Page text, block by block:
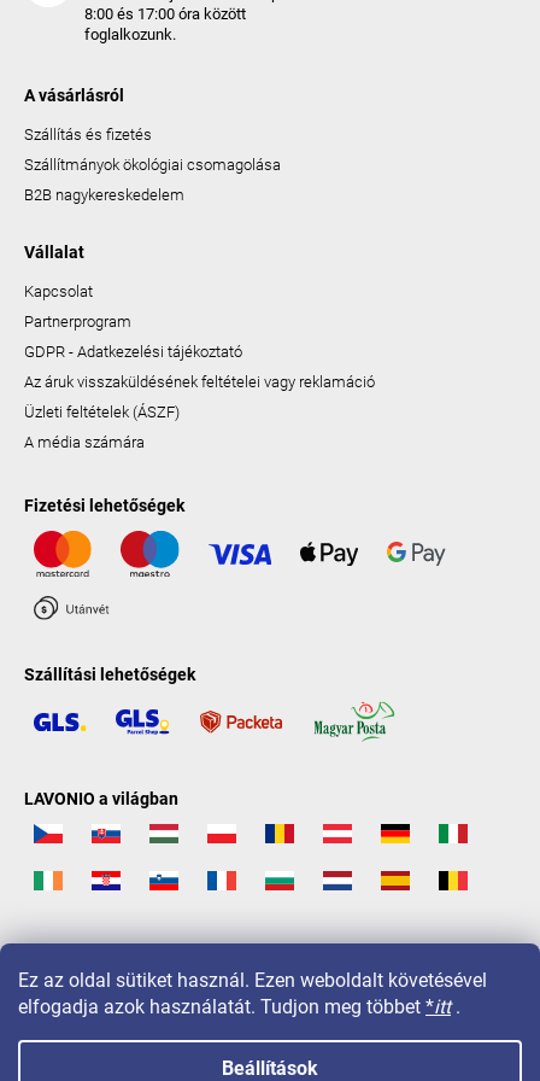
Ez az oldal sütiket használ. Ezen weboldalt követésével
elfogadja azok használatát. Tudjon meg többet *itt.
Beállítások
8:00 és 17:00 óra között
foglalkozunk.
A vásárlásról
Szállítás és fizetés
Szállítmányok ökológiai csomagolása
B2B nagykereskedelem
Vállalat
Kapcsolat
Partnerprogram
GDPR - Adatkezelési tájékoztató
Az áruk visszaküldésének feltételei vagy reklamáció
Üzleti feltételek (ÁSZF)
A média számára
Fizetési lehetőségek
Szállítási lehetőségek
LAVONIO a világban